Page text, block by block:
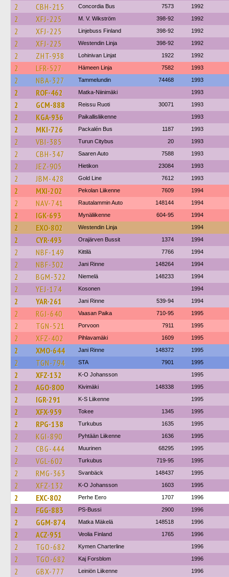
2 CBH-215 Concordia Bus 7573 1992
2 XFJ-225 M. V. Wikström 398-92 1992
2 XFJ-225 Linjebuss Finland 398-92 1992
2 XFJ-225 Westendin Linja 398-92 1992
2 ZHT-938 Lohinivan Linjat 1922 1992
2 LFR-527 Hämeen Linja 7582 1993
2 NBA-327 Tammelundin 74468 1993
2 ROF-462 Matka-Niinimäki 1993
2 GCM-888 Reissu Ruoti 30071 1993
2 KGA-936 Paikallisliikenne 1993
2 MKI-726 Packalén Bus 1187 1993
2 VBI-385 Turun Citybus 20 1993
2 CBH-347 Saaren Auto 7588 1993
2 JEZ-905 Hietikon 23084 1993
2 JBM-428 Gold Line 7612 1993
2 MXI-202 Pekolan Liikenne 7609 1994
2 NAV-741 Rautalammin Auto 148144 1994
2 IGK-693 Mynäliikenne 604-95 1994
2 EXO-802 Westendin Linja 1994
2 CYR-493 Orajärven Bussit 1374 1994
2 NBF-149 Kittilä 7766 1994
2 NBF-302 Jani Rinne 148264 1994
2 BGM-322 Niemelä 148233 1994
2 YEJ-174 Kosonen 1994
2 YAR-261 Jani Rinne 539-94 1994
2 RGJ-640 Vaasan Paika 710-95 1995
2 TGN-521 Porvoon 7911 1995
2 XFZ-402 Pihlavamäki 1609 1995
2 XMO-644 Jani Rinne 148372 1995
2 TGN-794 STA 7901 1995
2 XFZ-132 K-O Johansson 1995
2 AGO-800 Kivimäki 148338 1995
2 IGR-291 K-S Liikenne 1995
2 XFX-959 Tokee 1345 1995
2 RPG-138 Turkubus 1635 1995
2 KGI-890 Pyhtään Liikenne 1636 1995
2 CBG-444 Muurinen 68295 1995
2 VGL-602 Turkubus 719-95 1995
2 RMG-363 Svanbäck 148437 1995
2 XFZ-132 K-O Johansson 1603 1995
2 EXC-802 Perhe Eero 1707 1996
2 FGG-883 PS-Bussi 2900 1996
2 GGM-874 Matka Mäkelä 148518 1996
2 ACZ-951 Veolia Finland 1765 1996
2 TGO-682 Kymen Charterline 1996
2 TGO-682 Kaj Forsblom 1996
2 GBX-777 Leiniön Liikenne 1996